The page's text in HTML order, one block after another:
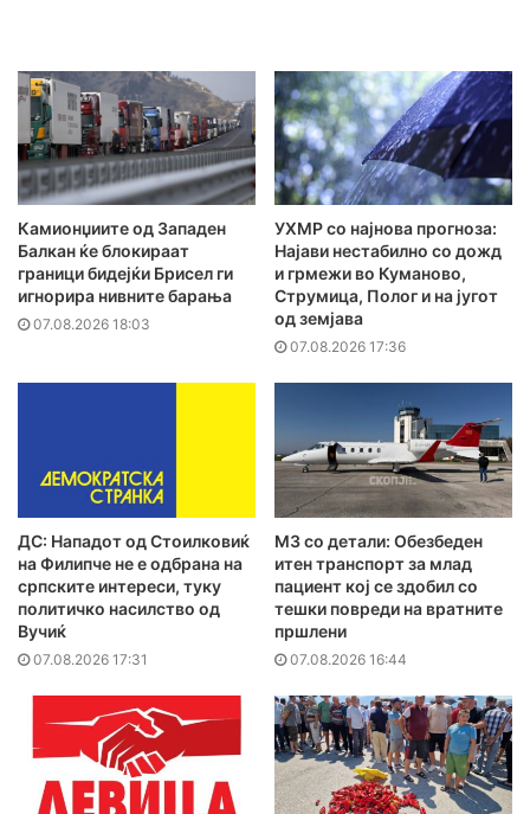
Камионџиите од Западен
Балкан ќе блокираат
граници бидејќи Брисел ги
игнорира нивните барања
07.08.2026 18:03
УХМР со најнова прогноза:
Најави нестабилно со дожд
и грмежи во Куманово,
Струмица, Полог и на југот
од земјава
07.08.2026 17:36
ДС: Нападот од Стоилковиќ
на Филипче не е одбрана на
српските интереси, туку
политичко насилство од
Вучиќ
07.08.2026 17:31
MЗ со детали: Обезбеден
итен транспорт за млад
пациент кој се здобил со
тешки повреди на вратните
пршлени
07.08.2026 16:44